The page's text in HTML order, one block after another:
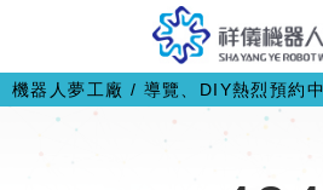
機器人夢工廠 / 導覽、DIY熱烈預約中